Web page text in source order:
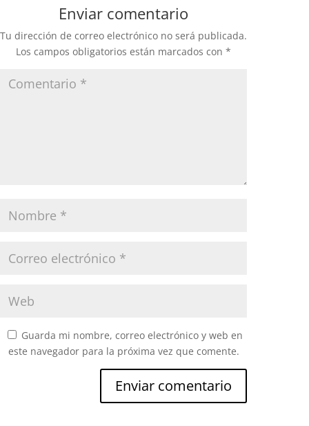
Enviar comentario
Tu dirección de correo electrónico no será publicada.
Los campos obligatorios están marcados con*
Guarda mi nombre, correo electrónico y web en
este navegador para la próxima vez que comente.